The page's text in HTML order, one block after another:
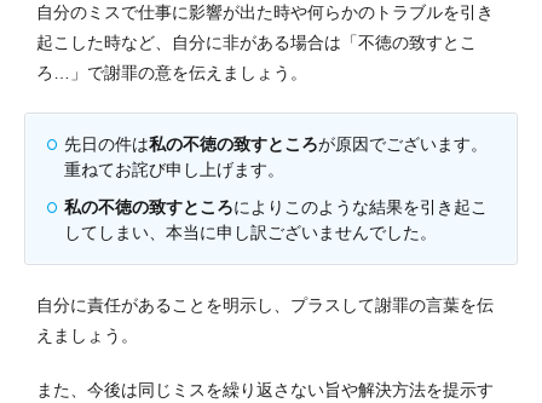
自分のミスで仕事に影響が出た時や何らかのトラブルを引き
起こした時など、自分に非がある場合は「不徳の致すとこ
ろ…」で謝罪の意を伝えましょう。
先日の件は私の不徳の致すところが原因でございます。
重ねてお詫び申し上げます。
私の不徳の致すところによりこのような結果を引き起こ
してしまい、本当に申し訳ございませんでした。
自分に責任があることを明示し、プラスして謝罪の言葉を伝
えましょう。
また、今後は同じミスを繰り返さない旨や解決方法を提示す